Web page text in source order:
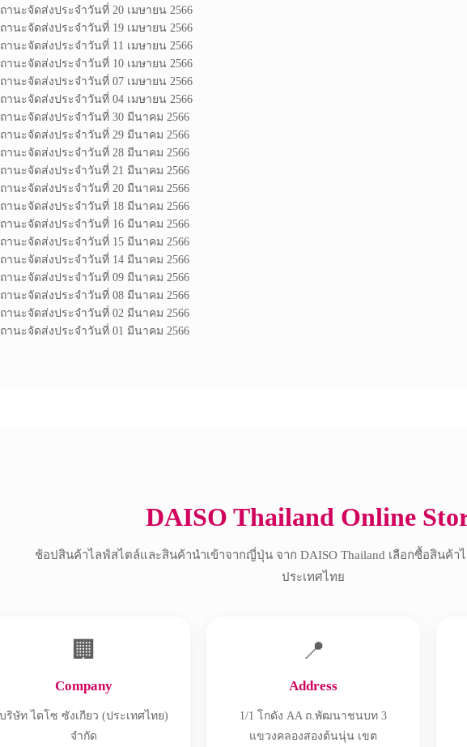
านะจัดส่งประจำวันที่ 20 เมษายน 2566
านะจัดส่งประจำวันที่ 19 เมษายน 2566
านะจัดส่งประจำวันที่ 11 เมษายน 2566
านะจัดส่งประจำวันที่ 10 เมษายน 2566
านะจัดส่งประจำวันที่ 07 เมษายน 2566
านะจัดส่งประจำวันที่ 04 เมษายน 2566
านะจัดส่งประจำวันที่ 30 มีนาคม 2566
านะจัดส่งประจำวันที่ 29 มีนาคม 2566
านะจัดส่งประจำวันที่ 28 มีนาคม 2566
านะจัดส่งประจำวันที่ 21 มีนาคม 2566
านะจัดส่งประจำวันที่ 20 มีนาคม 2566
านะจัดส่งประจำวันที่ 18 มีนาคม 2566
านะจัดส่งประจำวันที่ 16 มีนาคม 2566
านะจัดส่งประจำวันที่ 15 มีนาคม 2566
านะจัดส่งประจำวันที่ 14 มีนาคม 2566
านะจัดส่งประจำวันที่ 09 มีนาคม 2566
านะจัดส่งประจำวันที่ 08 มีนาคม 2566
านะจัดส่งประจำวันที่ 02 มีนาคม 2566
านะจัดส่งประจำวันที่ 01 มีนาคม 2566
DAISO Thailand Online
ช้อปสินค้าไลฟ์สไตล์และสินค้านำเข้าจากญี่ปุ่น จาก DAISO Thailand เลือกซื้อสินค้า
ประเทศไทย
🏢
Company
บริษัท ไดโซ ซังเกียว (ประเทศไทย)
จำกัด
📍
Address
1/1 โกดัง AA ถ.พัฒนาชนบท 3
แขวงคลองสองต้นนุ่น เขต